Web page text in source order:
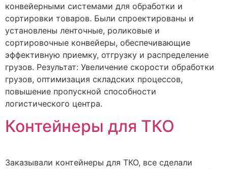
конвейерными системами для обработки и
сортировки товаров. Были спроектированы и
установлены ленточные, роликовые и
сортировочные конвейеры, обеспечивающие
эффективную приемку, отгрузку и распределение
грузов. Результат: Увеличение скорости обработки
грузов, оптимизация складских процессов,
повышение пропускной способности
логистического центра.
Контейнеры для ТКО
Заказывали контейнеры для ТКО, все сделали